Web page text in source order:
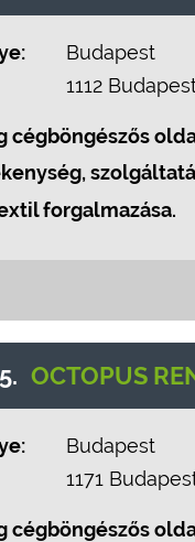
Budapest
1112
cégböngészős
forgalmazása.
OCTOPUS
Budapest
1171
cégböngészős